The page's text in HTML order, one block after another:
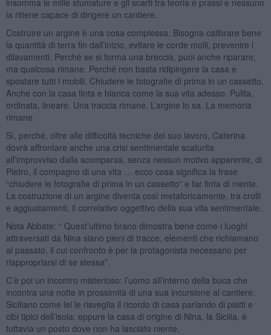
la ritiene capace di dirigere un cantiere.
Costruire un argine è una cosa complessa. Bisogna calibrare bene
la quantità di terra fin dall’inizio, evitare le corde molli, prevenire i
dilavamenti. Perché se si forma una breccia, puoi anche riparare,
ma qualcosa rimane. Perché non basta ridipingere la casa e
spostare tutti i mobili. Chiudere le fotografie di prima in un cassetto.
Anche con la casa tinta e bianca come la sua vita adesso. Pulita,
ordinata, lineare. Una traccia rimane. L’argine lo sa. La memoria
rimane.
Sì, perché, oltre alle difficoltà tecniche del suo lavoro, Caterina
dovrà affrontare anche una crisi sentimentale scaturita
all’improvviso dalla scomparsa, senza nessun motivo apparente, di
Pietro, il compagno di una vita … ecco cosa significa la frase
“chiudere le fotografie di prima in un cassetto” e far finta di niente.
La costruzione di un argine diventa così metaforicamente, tra crolli
e aggiustamenti, il correlativo oggettivo della sua vita sentimentale.
Nota Abbate: “ Quest’ultimo brano dimostra bene come i luoghi
attraversati da Nina siano pieni di tracce, elementi che richiamano
al passato, il cui confronto è per la protagonista necessario per
riappropriarsi di se stessa”.
C’è poi un incontro misterioso: l’uomo all’interno della buca che
incontra una notte in prossimità di una sua incursione al cantiere.
Siciliano come lei le risveglia il ricordo di casa parlando di piatti e
cibi tipici dell’isola: eppure la casa di origine di Nina, la Sicilia, è
tuttavia un posto dove non ha lasciato niente.